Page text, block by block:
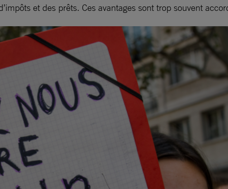
et des prêts. Ces avantages sont trop souvent